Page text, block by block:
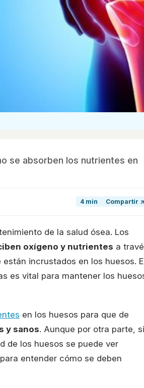
se absorben los nutrientes en
4 min Compartir ↗
de la salud ósea. Los
oxígeno y nutrientes a
incrustados en los huesos.
es vital para mantener los
en los huesos para que de
y sanos. Aunque por otra parte, si
de los huesos se puede ver
entender cómo se deben